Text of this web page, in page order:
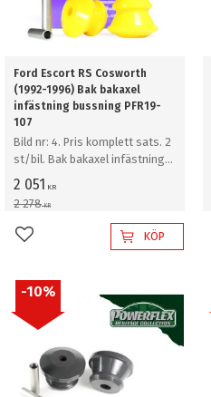
Ford Escort RS Cosworth
(1992-1996) Bak bakaxel
infästning bussning PFR19-
107
Bild nr: 4. Pris komplett sats. 2
st/bil. Bak bakaxel infästning
bussning
2 051 KR
2 278KR
Lägg till i favoriterKÖP
10%